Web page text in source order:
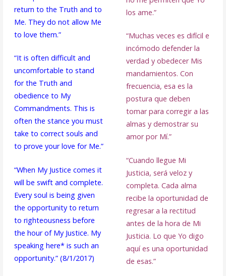
return to the Truth and to
Me. They do not allow Me
to love them.”
“It is often difficult and
uncomfortable to stand
for the Truth and
obedience to My
Commandments. This is
often the stance you must
take to correct souls and
to prove your love for Me.”
“When My Justice comes it
will be swift and complete.
Every soul is being given
the opportunity to return
to righteousness before
the hour of My Justice. My
speaking here* is such an
opportunity.” (8/1/2017)
los ame.”
“Muchas veces es difícil e
incómodo defender la
verdad y obedecer Mis
mandamientos. Con
frecuencia, esa es la
postura que deben
tomar para corregir a las
almas y demostrar su
amor por Mí.”
“Cuando llegue Mi
Justicia, será veloz y
completa. Cada alma
recibe la oportunidad de
regresar a la rectitud
antes de la hora de Mi
Justicia. Lo que Yo digo
aquí es una oportunidad
de esas.”